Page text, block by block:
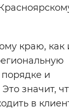
краю, как
и
значит,
в